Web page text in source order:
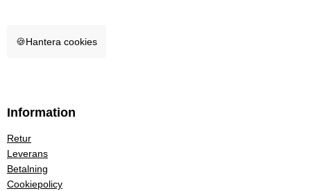
🍪Hantera cookies
Information
Retur
Leverans
Betalning
Cookiepolicy